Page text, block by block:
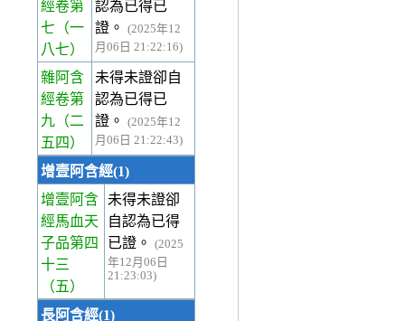
經卷第
七 （一
八七）
認為已得已
證。
(2025年12
月06日 21:22:16)
雜阿含
經卷第
九 （二
五四）
未得未證卻自
認為已得已
證。
(2025年12
月06日 21:22:43)
增壹阿含經(1)
增壹阿含
經馬血天
子品第四
十三
（五）
未得未證卻
自認為已得
已證。
(2025
年12月06日
21:23:03)
長阿含經(1)